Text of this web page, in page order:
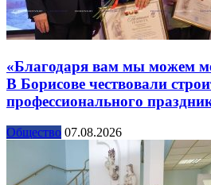
«Благодаря вам мы можем
В Борисове чествовали
профессионального
Общество 07.08.2026